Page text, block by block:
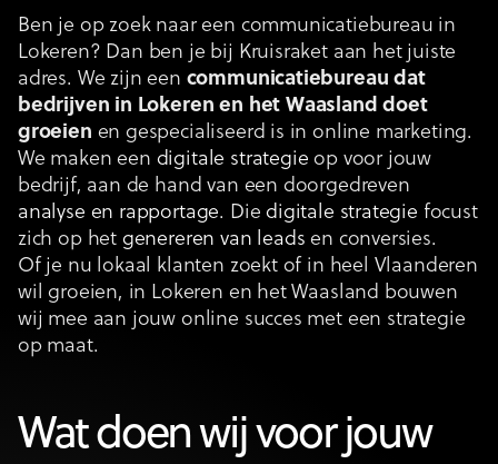
Ben je op zoek naar een communicatiebureau in
Lokeren? Dan ben je bij Kruisraket aan het juiste
adres. We zijn een communicatiebureau dat
bedrijven in Lokeren en het Waasland doet
groeien en gespecialiseerd is in online marketing.
We maken een digitale strategie op voor jouw
bedrijf, aan de hand van een doorgedreven
analyse en rapportage. Diedigitale strategie focust
zich op het genereren van leads en conversies.
Of je nu lokaal klanten zoekt of in heel Vlaanderen
wil groeien, in Lokeren en het Waasland bouwen
wij mee aan jouw online succes met een strategie
op maat.
Wat doen wij voor jouw